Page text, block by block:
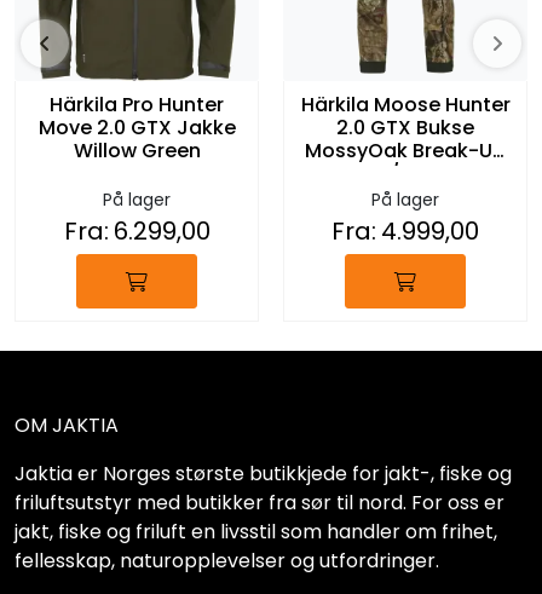
Härkila Pro Hunter
Move 2.0 GTX Jakke
Willow Green
På lager
Fra: 6.299,00
Härkila Moose Hunter
2.0 GTX Bukse
MossyOak Break-Up
Country / MossyOak
Red
På lager
Fra: 4.999,00
OM JAKTIA
Jaktia er Norges største butikkjede for jakt-, fiske og
friluftsutstyr med butikker fra sør til nord. For oss er
jakt, fiske og friluft en livsstil som handler om frihet,
fellesskap, naturopplevelser og utfordringer.